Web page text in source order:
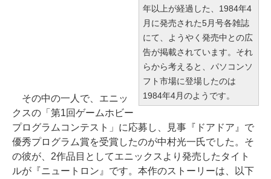
年以上が経過した、1984年4
月に発売された5月号各雑誌
にて、ようやく発売中との広
告が掲載されています。それ
らから考えると、パソコンソ
フト市場に登場したのは
1984年4月のようです。
その中の一人で、エニッ
クスの「第1回ゲームホビー
プログラムコンテスト」に応募し、見事『ドアドア』で
優秀プログラム賞を受賞したのが中村光一氏でした。そ
の彼が、2作品目としてエニックスより発売したタイト
ルが『ニュートロン』です。本作のストーリーは、以下